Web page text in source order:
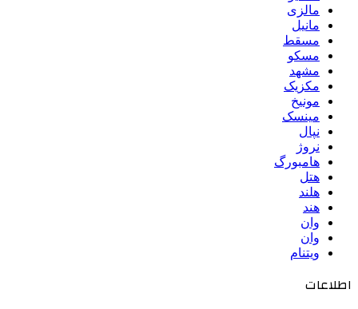
مالزی
مانیل
مسقط
مسکو
مشهد
مکزیک
مونیخ
مینسک
نپال
نروژ
هامبورگ
هتل
هلند
هند
وان
وان
ویتنام
اطلاعات